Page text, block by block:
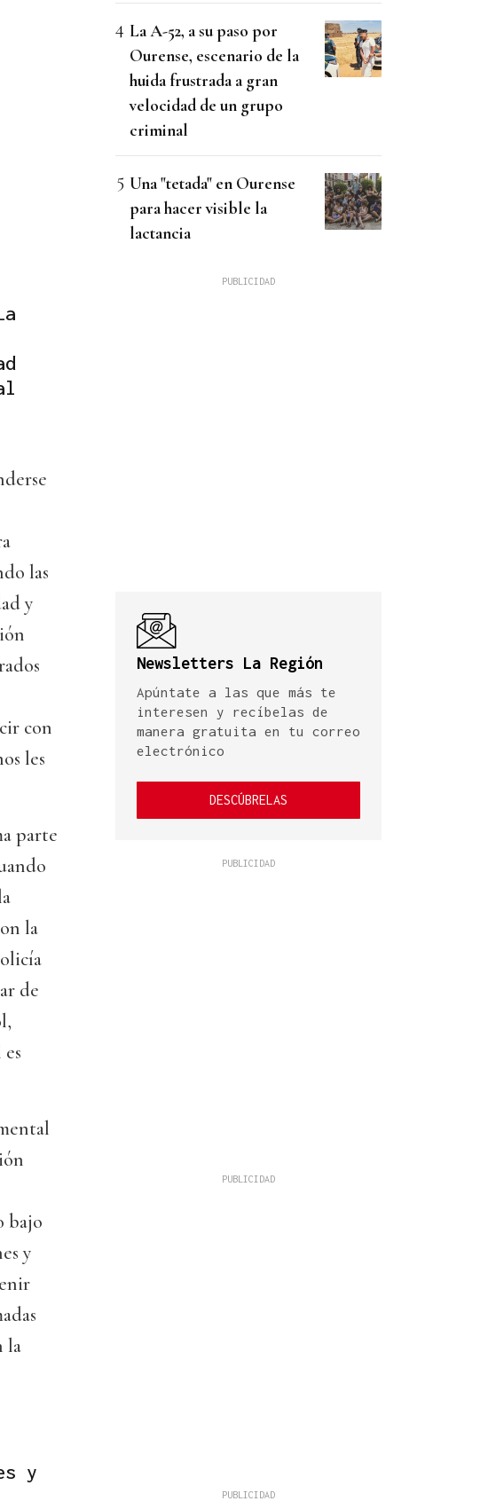
las
y
con
les
parte
la
de
bajo
y
la
y
La A-52, a su paso por
Ourense, escenario de la
huida frustrada a gran
velocidad de un grupo
criminal
Una "tetada" en Ourense
para hacer visible la
lactancia
Newsletters La Región
Apúntate a las que más te
interesen y recíbelas de
manera gratuita en tu correo
electrónico
DESCÚBRELAS